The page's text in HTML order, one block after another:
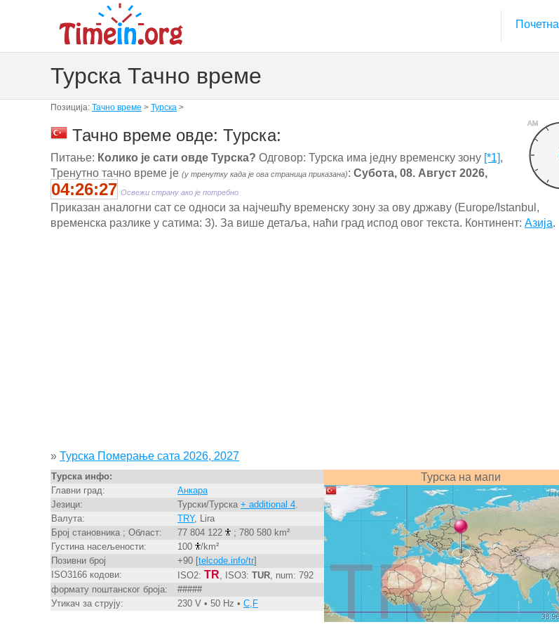
Почетна
Турска Тачно време
Позиција: Тачно време > Турска >
AM
Тачно време овде: Турска:
Питање: Колико је сати овде Турска? Одговор: Турска има једну временску зону [*1],
Тренутно тачно време је (у тренутку када је ова страница приказана): Субота, 08. Август 2026,
04:26:27 Освежи страну ако је потребно
Приказан аналогни сат се односи за најчешћу временску зону за ову државу (Europe/Istanbul,
временска разлике у сатима: 3). За више детаља, наћи град испод овог текста. Континент: Азија.
» Турска Померање сата 2026, 2027
Турска инфо:
Главни град:
Анкара
Језици:
Турски/Турска + additional 4.
Валута:
TRY, Lira
Број становника ; Област:
77 804 122
; 780 580 km²
Густина насељености:
100
/km²
Позивни број
+90 [telcode.info/tr]
ISO3166 кодови:
ISO2: TR, ISO3: TUR, num: 792
формату поштанског броја:
#####
Утикач за струју:
230 V • 50 Hz • C,F
Турска на мапи